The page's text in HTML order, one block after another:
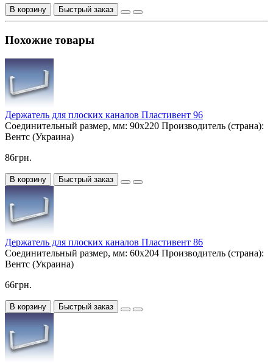
В корзину Быстрый заказ
Похожие товары
Держатель для плоских каналов Пластивент 96
Соединительный размер, мм: 90х220 Производитель (страна):
Вентс (Украина)
86грн.
В корзину Быстрый заказ
Держатель для плоских каналов Пластивент 86
Соединительный размер, мм: 60х204 Производитель (страна):
Вентс (Украина)
66грн.
В корзину Быстрый заказ